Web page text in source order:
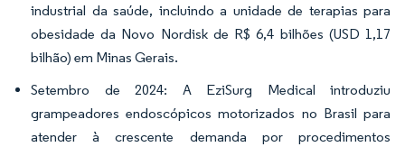
industrial da saúde, incluindo a unidade de terapias para
obesidade da Novo Nordisk de R$ 6,4 bilhões (USD 1,17
bilhão) em Minas Gerais.
Setembro de 2024: A EziSurg Medical introduziu
grampeadores endoscópicos motorizados no Brasil para
atender à crescente demanda por procedimentos